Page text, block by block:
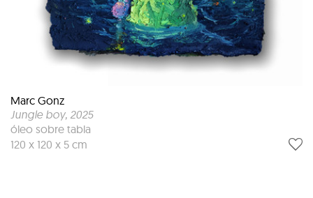
Marc Gonz
Jungle boy, 2025
óleo sobre tabla
120 x 120 x 5 cm